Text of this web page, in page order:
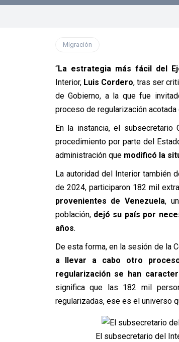
Migración
“La estrategia más fácil del
Interior, Luis Cordero, tras ser
de Gobierno, a la que fue
proceso de regularización
En la instancia, el
procedimiento por parte del
administración que modificó la
La autoridad del Interior también
de 2024, participaron 182 mil
provenientes de Venezuela,
población, dejó su país por
años.
De esta forma, en la sesión de la
a llevar a cabo otro
regularización se han
significa que las 182 mil
regularizadas, ese es el universo
El subsecretario del